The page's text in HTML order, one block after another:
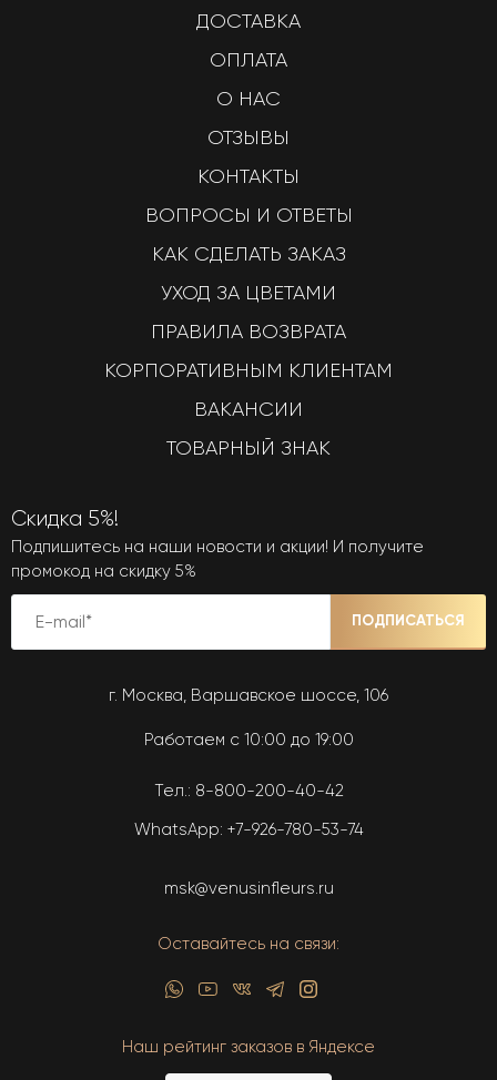
ДОСТАВКА
ОПЛАТА
О НАС
ОТЗЫВЫ
КОНТАКТЫ
ВОПРОСЫ И ОТВЕТЫ
КАК СДЕЛАТЬ ЗАКАЗ
УХОД ЗА ЦВЕТАМИ
ПРАВИЛА ВОЗВРАТА
КОРПОРАТИВНЫМ КЛИЕНТАМ
ВАКАНСИИ
ТОВАРНЫЙ ЗНАК
Скидка 5%!
Подпишитесь на наши новости и акции! И получите
промокод на скидку 5%
ПОДПИСАТЬСЯ
г. Москва, Варшавское шоссе, 106
Работаем с 10:00 до 19:00
Тел.: 8-800-200-40-42
WhatsApp: +7-926-780-53-74
msk@venusinfleurs.ru
Оставайтесь на связи:
Наш рейтинг заказов в Яндексе